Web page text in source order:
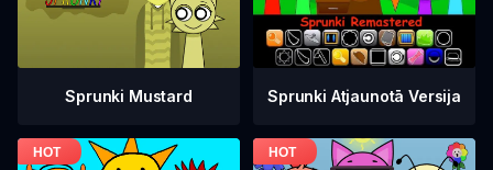
Sprunki Mustard Sprunki Atjaunotā Versija